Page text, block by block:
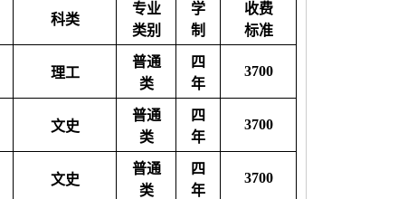
科类
专业
类别
学
制
收费
标准
理工
普通
类
四
年
3700
文史
普通
类
四
年
3700
文史
普通
类
四
年
3700